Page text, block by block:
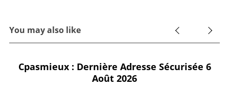
You may also like
Cpasmieux : Dernière Adresse Sécurisée 6
Août 2026